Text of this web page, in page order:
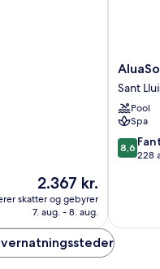
Prisen
er
2.367 kr.
2.367 kr.
skatter og gebyrer
7. aug. - 8. aug.
AluaSoul
Hotel
-
Adults
Only
Sant
Sant
Pool
Spa
8.6
ud
8,6
228